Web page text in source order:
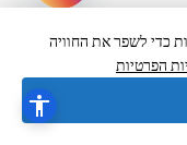
Selon le Bureau
accueilli qu’environ
Les pertes directes
כדי לשפר את החוויה
הפרטיות